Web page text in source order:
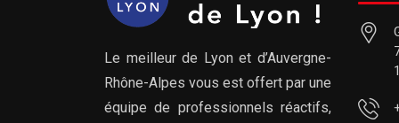
Le meilleur de Lyon et d’Auvergne-
Rhône-Alpes vous est offert par une
équipe de professionnels réactifs,